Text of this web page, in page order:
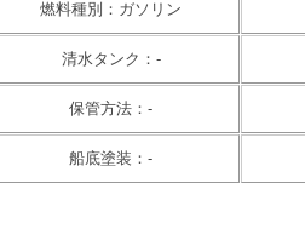
燃料種別：ガソリン
清水タンク：-
保管方法：-
船底塗装：-